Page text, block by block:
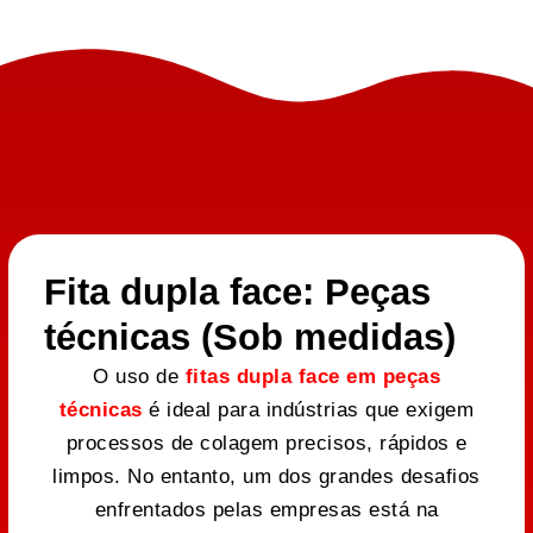
Fita dupla face: Peças
técnicas (Sob medidas)
O uso de fitas dupla face em peças
técnicas é ideal para indústrias que exigem
processos de colagem precisos, rápidos e
limpos. No entanto, um dos grandes desafios
enfrentados pelas empresas está na